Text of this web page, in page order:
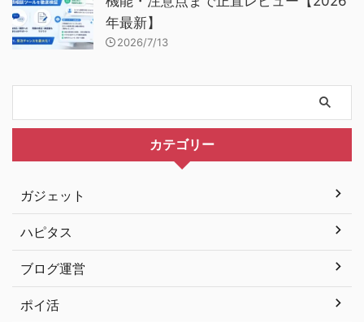
年最新】
2026/7/13
カテゴリー
ガジェット
ハピタス
ブログ運営
ポイ活